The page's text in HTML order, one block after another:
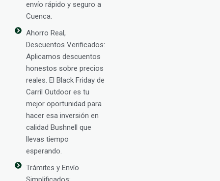
envío rápido y seguro a
Cuenca.
Ahorro Real,
Descuentos Verificados:
Aplicamos descuentos
honestos sobre precios
reales. El Black Friday de
Carril Outdoor es tu
mejor oportunidad para
hacer esa inversión en
calidad Bushnell que
llevas tiempo
esperando.
Trámites y Envío